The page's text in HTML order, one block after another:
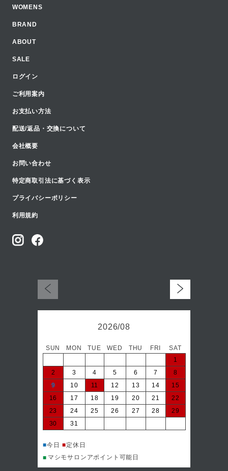
WOMENS
BRAND
ABOUT
SALE
ログイン
ご利用案内
お支払い方法
配送/返品・交換について
会社概要
お問い合わせ
特定商取引法に基づく表示
プライバシーポリシー
利用規約
2026/08
SUN MON TUE WED THU FRI
SAT
1
2
3 4 5 6 7
8
9
10 11 12 13 14
15
16
17 18 19 20 21
22
23
24 25 26 27 28
29
30
31
■今日 ■定休日
■ マシモサロンアポイント可能日